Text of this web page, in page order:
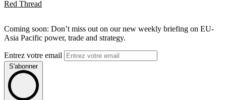
Red Thread
Coming soon: Don’t miss out on our new weekly briefing on EU-
Asia Pacific power, trade and strategy.
Entrez votre email
S'abonner